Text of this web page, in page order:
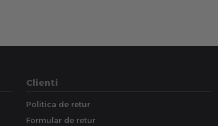
Clienti
Politica de retur
Formular de retur